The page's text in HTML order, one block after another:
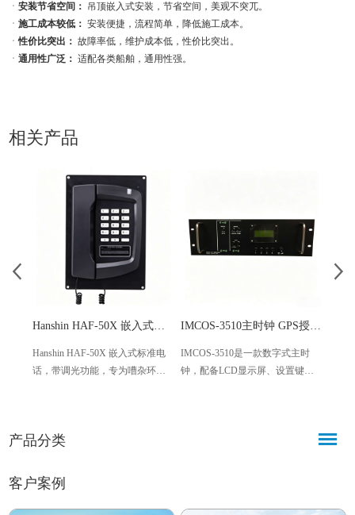
ㆍ安装节省空间： 吊顶嵌入式安装，节省空间，美观不突兀。
ㆍ施工成本较低： 安装便捷，流程简单，降低施工成本。
ㆍ性价比突出： 故障率低，维护成本低，性价比突出。
ㆍ通用性广泛： 适配各类船舶，通用性强。
相关产品
Hanshin HAF-50X 嵌入式电话 船舶专用带调光
Hanshin HAF-50X 嵌入式标准电
话，带调光功能，专为嘈杂环境
船舶及海上设施，为海上作业提
IMCOS-3510主时钟 GPS授时数字 机架式/独立式双版本
IMCOS-3510是一款数字式主时
钟，配备LCD显示屏、设置键盘
三大
产品分类
客户案例